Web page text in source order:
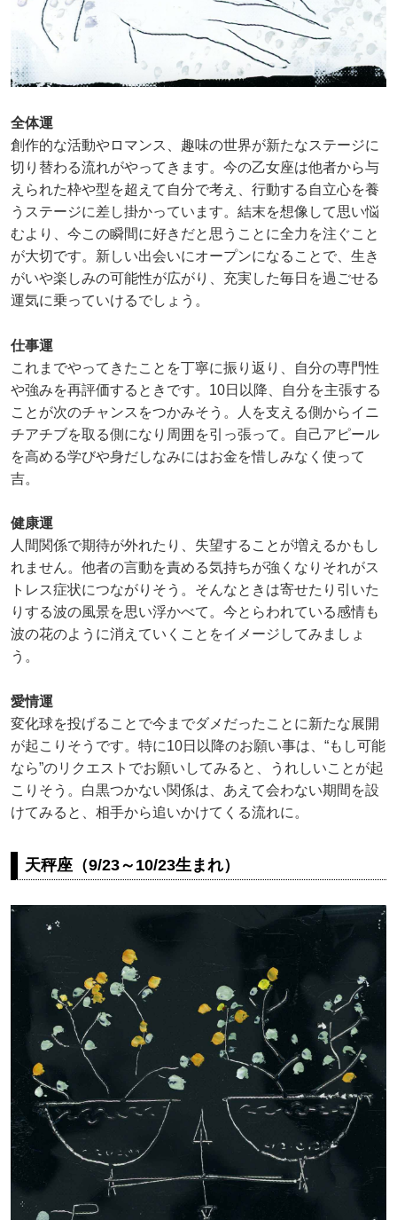
全体運
創作的な活動やロマンス、趣味の世界が新たなステージに
切り替わる流れがやってきます。今の乙女座は他者から与
えられた枠や型を超えて自分で考え、行動する自立心を養
うステージに差し掛かっています。結末を想像して思い悩
むより、今この瞬間に好きだと思うことに全力を注ぐこと
が大切です。新しい出会いにオープンになることで、生き
がいや楽しみの可能性が広がり、充実した毎日を過ごせる
運気に乗っていけるでしょう。
仕事運
これまでやってきたことを丁寧に振り返り、自分の専門性
や強みを再評価するときです。10日以降、自分を主張する
ことが次のチャンスをつかみそう。人を支える側からイニ
チアチブを取る側になり周囲を引っ張って。自己アピール
を高める学びや身だしなみにはお金を惜しみなく使って
吉。
健康運
人間関係で期待が外れたり、失望することが増えるかもし
れません。他者の言動を責める気持ちが強くなりそれがス
トレス症状につながりそう。そんなときは寄せたり引いた
りする波の風景を思い浮かべて。今とらわれている感情も
波の花のように消えていくことをイメージしてみましょ
う。
愛情運
変化球を投げることで今までダメだったことに新たな展開
が起こりそうです。特に10日以降のお願い事は、“もし可能
なら”のリクエストでお願いしてみると、うれしいことが起
こりそう。白黒つかない関係は、あえて会わない期間を設
けてみると、相手から追いかけてくる流れに。
天秤座（9/23～10/23生まれ）